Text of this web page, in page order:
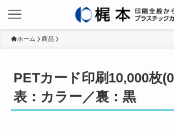
ホーム 商品
PETカード印刷10,000枚
表：カラー／裏：黒